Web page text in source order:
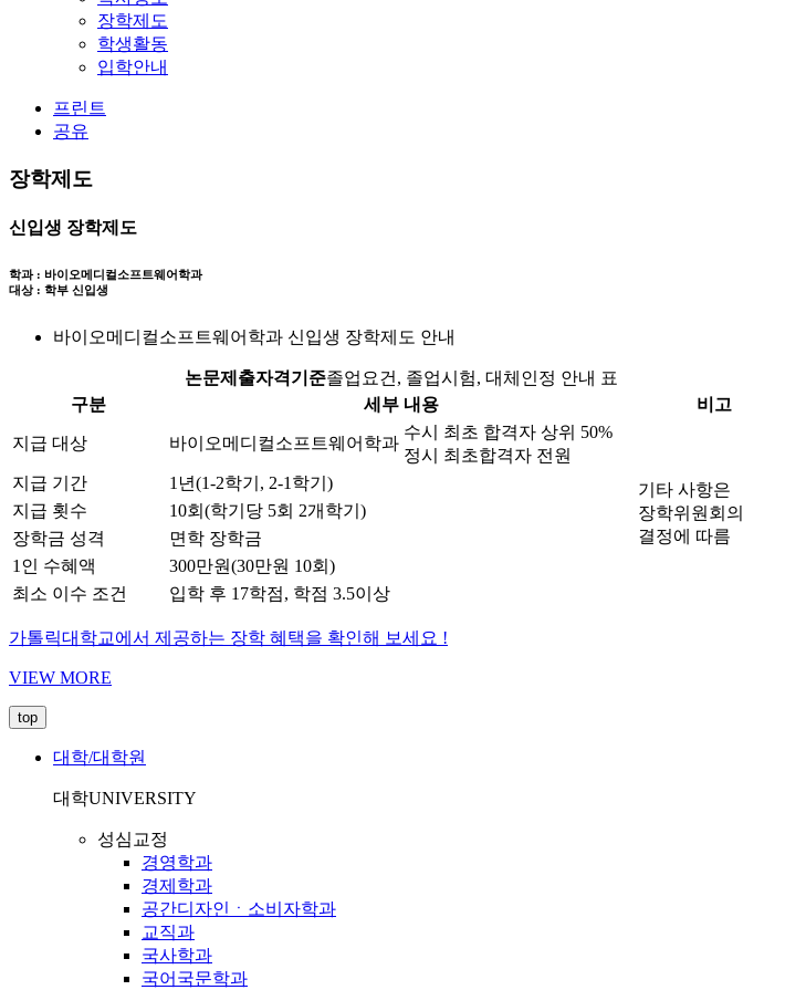
장학제도
학생활동
입학안내
프린트
공유
장학제도
신입생 장학제도
학과 : 바이오메디컬소프트웨어학과
대상 : 학부 신입생
바이오메디컬소프트웨어학과 신입생 장학제도 안내
논문제출자격기준졸업요건, 졸업시험, 대체인정 안내 표
구분
세부 내용 비고
지급 대상 바이오메디컬소프트웨어학과
수시 최초 합격자 상위 50%
정시 최초합격자 전원
기타 사항은
장학위원회의
결정에 따름
지급 기간
1년(1-2학기, 2-1학기)
지급 횟수
10회(학기당 5회 2개학기)
장학금 성격
면학 장학금
1인 수혜액
300만원(30만원 10회)
최소 이수 조건
입학 후 17학점, 학점 3.5이상
가톨릭대학교에서 제공하는 장학 혜택을 확인해 보세요 !
VIEW MORE
top
대학/대학원
대학UNIVERSITY
성심교정
경영학과
경제학과
공간디자인ㆍ소비자학과
교직과
국사학과
국어국문학과